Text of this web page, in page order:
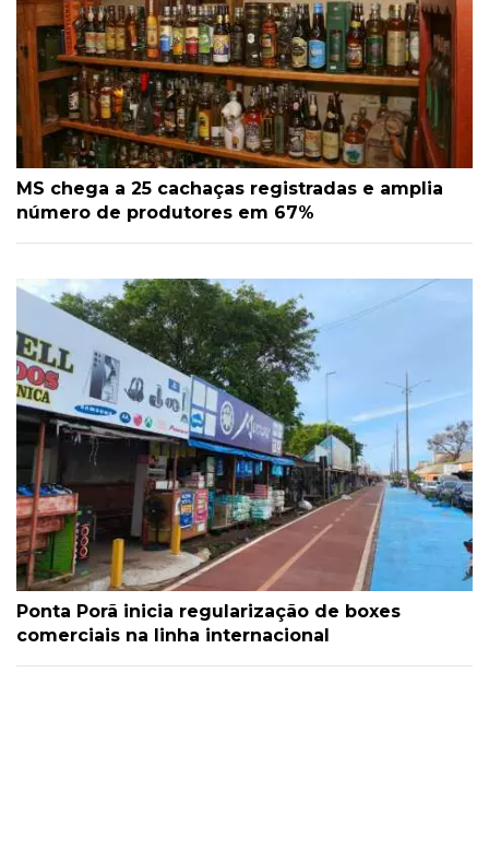
MS chega a 25 cachaças registradas e amplia
número de produtores em 67%
Ponta Porã inicia regularização de boxes
comerciais na linha internacional